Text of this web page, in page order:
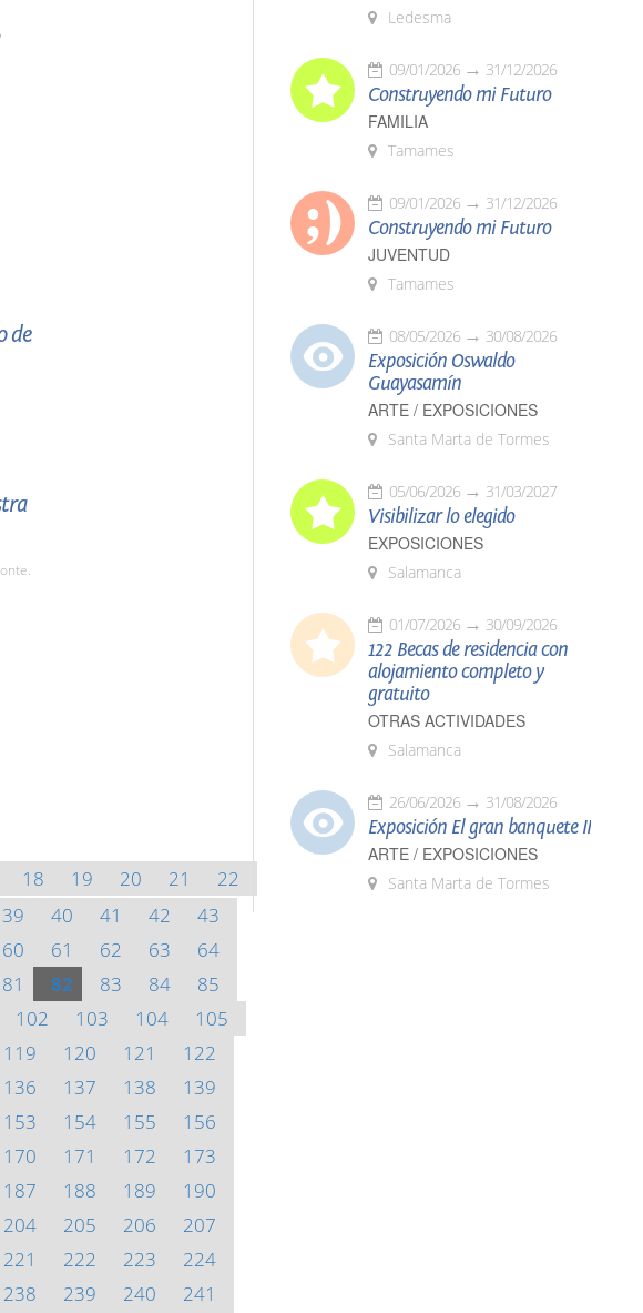
de
18 19 20 21
22
39 40 41 42
43
60 61 62 63
64
81 82 83 84
85
102 103 104
105
119 120 121
122
136 137 138
139
153 154 155
156
170 171 172
173
187 188 189
190
204 205 206
207
221 222 223
224
238 239 240 241
Ledesma
09/01/2026 31/12/2026
Construyendo mi Futuro
FAMILIA
Tamames
09/01/2026 31/12/2026
Construyendo mi Futuro
JUVENTUD
Tamames
08/05/2026 30/08/2026
Exposición Oswaldo
Guayasamín
ARTE / EXPOSICIONES
Santa Marta de Tormes
05/06/2026 31/03/2027
Visibilizar lo elegido
EXPOSICIONES
Salamanca
01/07/2026 30/09/2026
122 Becas de residencia con
alojamiento completo y
gratuito
OTRAS ACTIVIDADES
Salamanca
26/06/2026 31/08/2026
Exposición El gran banquete II
ARTE / EXPOSICIONES
Santa Marta de Tormes